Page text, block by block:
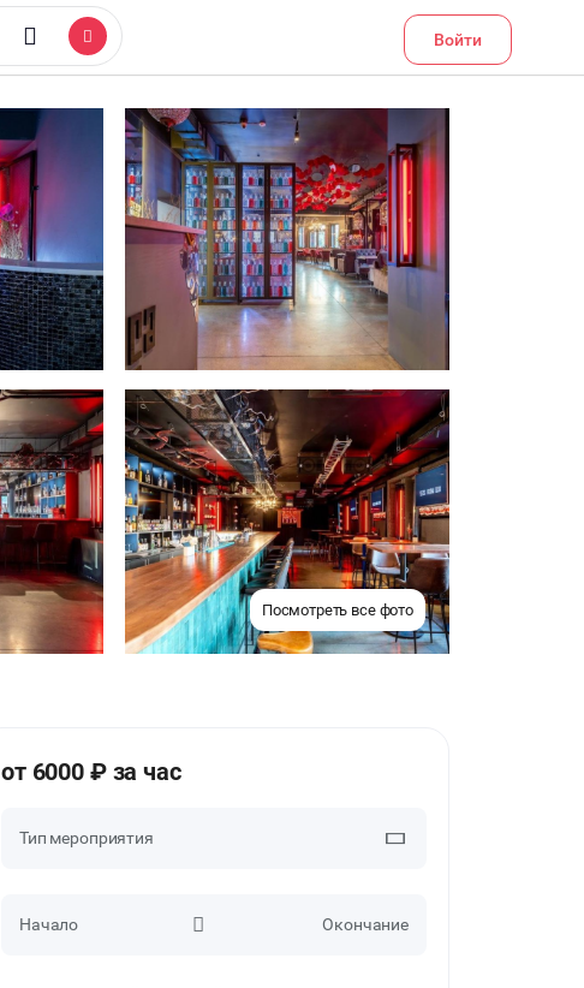
Войти
Посмотреть все фото
от 6000 ₽ за час
Тип мероприятия
Начало Окончание